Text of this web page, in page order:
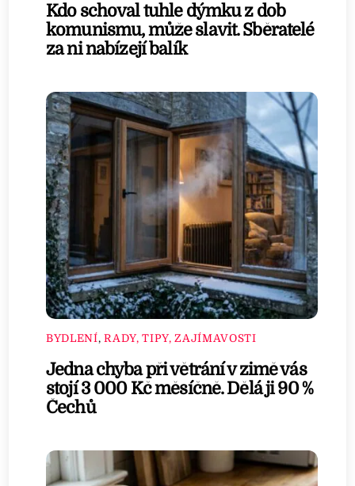
Kdo schoval tuhle dýmku z dob
komunismu, může slavit. Sběratelé
za ni nabízejí balík
BYDLENÍ,RADY, TIPY, ZAJÍMAVOSTI
Jedna chyba při větrání v zimě vás
stojí 3 000 Kč měsíčně. Dělá ji 90 %
Čechů